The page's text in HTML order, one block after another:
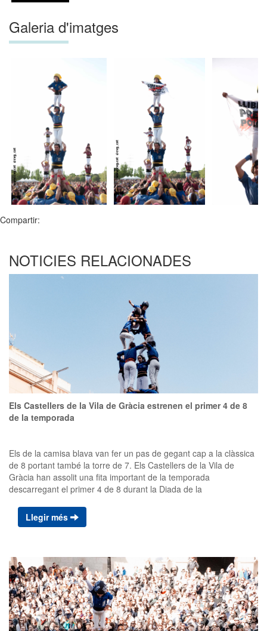
Galeria d'imatges
Compartir:
NOTICIES RELACIONADES
Els Castellers de la Vila de Gràcia estrenen el primer 4 de 8
de la temporada
Els de la camisa blava van fer un pas de gegant cap a la clàssica
de 8 portant també la torre de 7. Els Castellers de la Vila de
Gràcia han assolit una fita important de la temporada
descarregant el primer 4 de 8 durant la Diada de la
torre de 7 i el 7 de 7, dos castells inèdits aquest any que
demostren el bon moment de la colla. La diada va començar amb
completar l'actuació. La jornada també va comptar amb la
participació i suport dels Castellers de Sant Cugat i els Castellers
de Sarrià. La Diada de la Independència és una cita especialment
significativa per al barri, ja que commemora la Vila com a municipi
independent de la ciutat de Barcelona; fet que va succeir tres
vegades durant el segle XIX. A més, la diada s'emmarca en els
Llegir més